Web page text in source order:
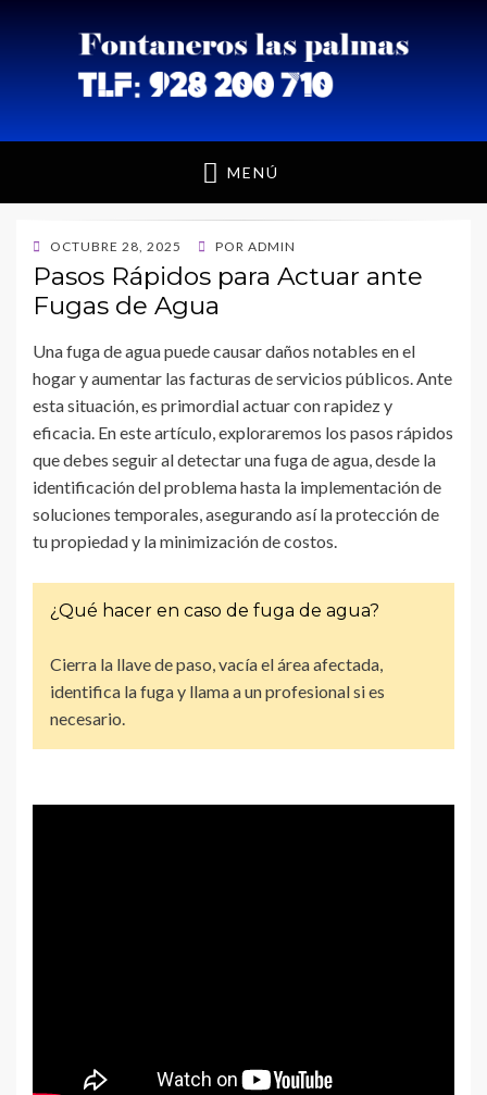
Fontaneros Las
Palmas
MENÚ
PUBLICADO
EL
OCTUBRE 28, 2025 POR ADMIN
Pasos Rápidos para Actuar ante
Fugas de Agua
Una fuga de agua puede causar daños notables en el
hogar y aumentar las facturas de servicios públicos. Ante
esta situación, es primordial actuar con rapidez y
eficacia. En este artículo, exploraremos los pasos rápidos
que debes seguir al detectar una fuga de agua, desde la
identificación del problema hasta la implementación de
soluciones temporales, asegurando así la protección de
tu propiedad y la minimización de costos.
¿Qué hacer en caso de fuga de agua?
Cierra la llave de paso, vacía el área afectada,
identifica la fuga y llama a un profesional si es
necesario.